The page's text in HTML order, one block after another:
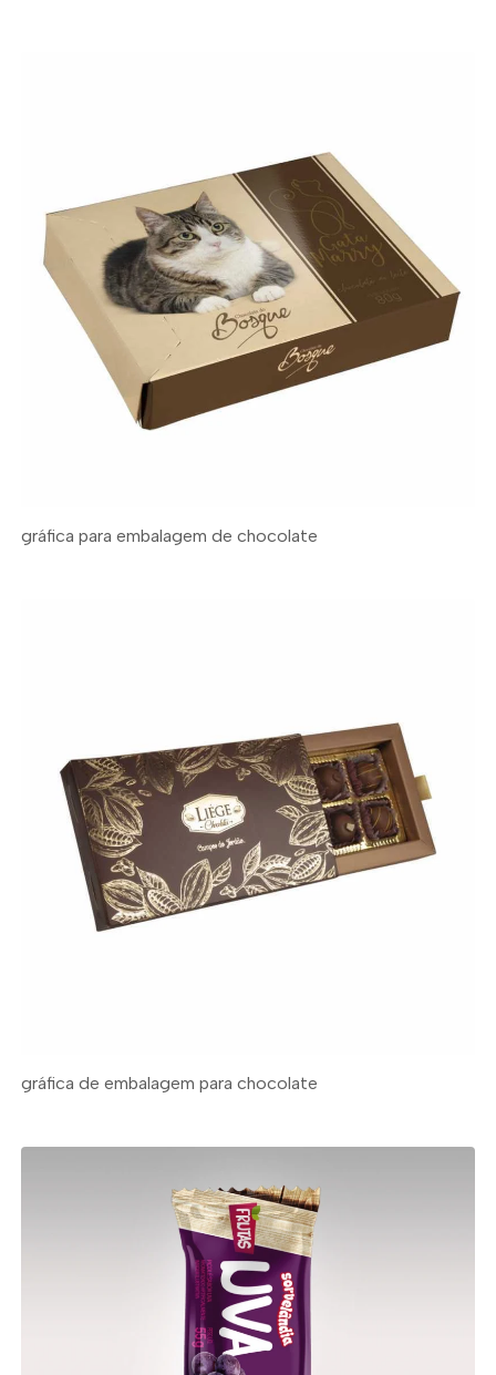
gráfica para embalagem de chocolate
gráfica de embalagem para chocolate